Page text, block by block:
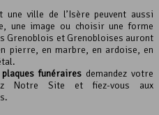
ville de l’Isère peuvent aussi
une image ou choisir une forme
Grenoblois et Grenobloises auront
pierre, en marbre, en ardoise, en
plaques funérairesdemandez votre
Notre Site et fiez-vous aux